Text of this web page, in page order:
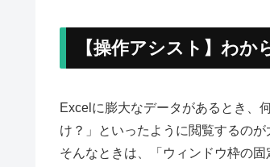
【操作アシスト】わか
Excelに膨大なデータがあるとき、
け？」といったように閲覧するのが
そんなときは、「ウィンドウ枠の